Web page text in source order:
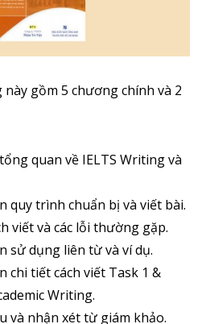
này gồm 5 chương chính và 2
quan về IELTS Writing và
quy trình chuẩn bị và viết bài.
viết và các lỗi thường gặp.
sử dụng liên từ và ví dụ.
chi tiết cách viết Task 1 &
Writing.
và nhận xét từ giám khảo.